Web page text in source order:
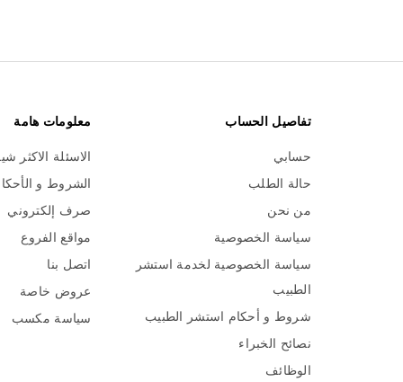
تفاصيل الحساب
حسابي
حالة الطلب
من نحن
سياسة الخصوصية
سياسة الخصوصية لخدمة استشر
الطبيب
شروط و أحكام استشر الطبيب
نصائح الخبراء
الوظائف
معلومات هامة
الاسئلة الاكثر
الشروط و
صرف إلكتروني
مواقع الفروع
اتصل بنا
عروض خاصة
سياسة مكسب